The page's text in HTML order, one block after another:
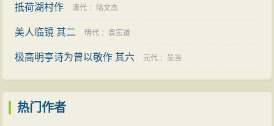
抵荷湖村作 清代 ： 陆文杰
美人临镜 其二 明代 ： 袁宏道
极高明亭诗为曾以敬作 其六 元代 ：吴当
热门作者